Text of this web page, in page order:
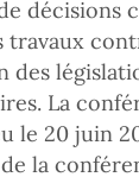
décisions
travaux
des
La
le 20 juin
la